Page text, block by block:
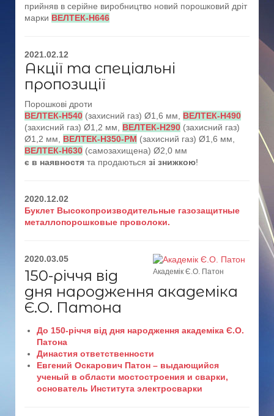
прийняв в серійне виробництво новий порошковий дріт
марки ВЕЛТЕК-Н646
2021.02.12
Акції та спеціальні
пропозиції
Порошкові дроти
ВЕЛТЕК-Н540 (захисний газ) Ø1,6 мм, ВЕЛТЕК-Н490
(захисний газ) Ø1,2 мм, ВЕЛТЕК-Н290 (захисний газ)
Ø1,2 мм, ВЕЛТЕК-Н350-РМ (захисний газ) Ø1,6 мм,
ВЕЛТЕК-Н630 (самозахищена) Ø2,0 мм
є в наявностя та продаються зі знижкою!
2020.12.02
Буклет Высокопроизводительные газозащитные
металлопорошковые проволоки.
Академік Є.О. Патон
2020.03.05
150-річчя від
дня народження академіка
Є.О. Патона
До 150-річчя від дня народження академіка Є.О.
Патона
Династия ответственности
Евгений Оскарович Патон – выдающийся
ученый в области мостостроения и сварки,
основатель Института электросварки